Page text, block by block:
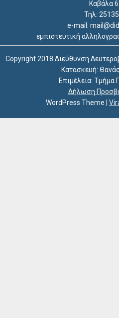
Καβάλα
Τηλ:
e-mail:
εμπιστευτική
Copyright 2018 Διεύθυνση
Κατασκευή:
Επιμέλεια: Τμήμα
Δήλωση
WordPress Theme